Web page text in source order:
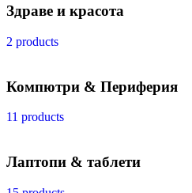
Здраве и красота
2 products
Компютри & Периферия
11 products
Лаптопи & таблети